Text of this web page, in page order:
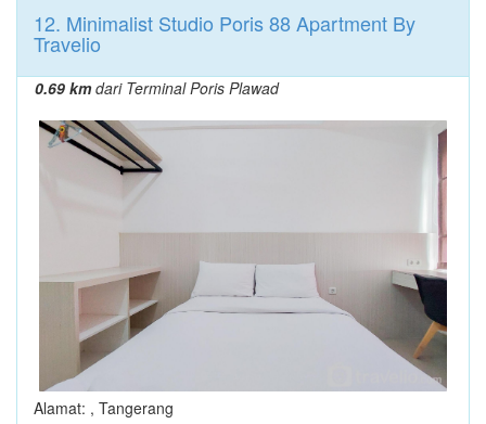
12. Minimalist Studio Poris 88 Apartment By
Travelio
0.69 kmdari Terminal Poris Plawad
Alamat: , Tangerang